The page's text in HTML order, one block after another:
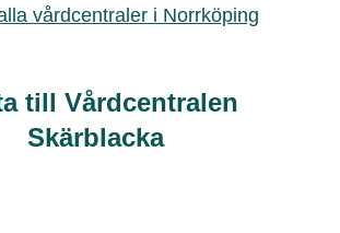
vårdcentraler i Norrköping
till Vårdcentralen
Skärblacka